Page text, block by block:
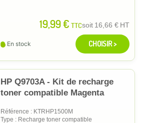
19,99 € TTCsoit 16,66 € HT
En stock CHOISIR >
HP Q9703A - Kit de recharge
toner compatible Magenta
Référence : KTRHP1500M
Type : Recharge toner compatible